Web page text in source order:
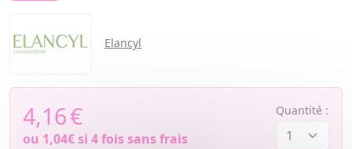
Elancyl
4,16€
ou 1,04€si 4 fois sans frais
Quantité :